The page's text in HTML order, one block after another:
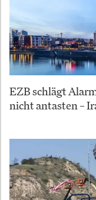
EZB schlägt
nicht antasten –